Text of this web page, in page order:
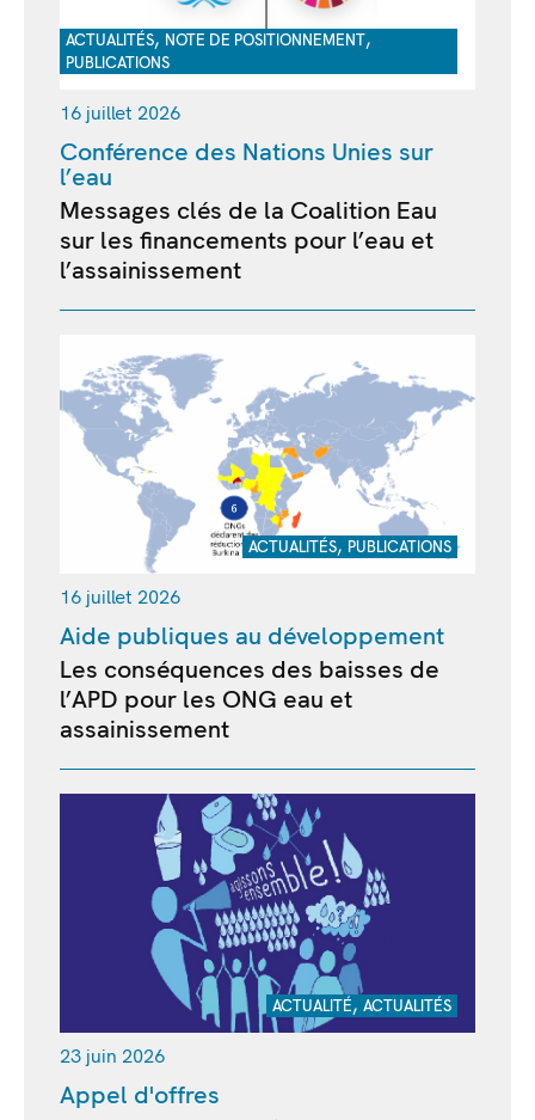
ACTUALITÉS, NOTE DE POSITIONNEMENT,
PUBLICATIONS
16 juillet 2026
Conférence des Nations Unies sur
l’eau
Messages clés de la Coalition Eau
sur les financements pour l’eau et
l’assainissement
ACTUALITÉS, PUBLICATIONS
16 juillet 2026
Aide publiques au développement
Les conséquences des baisses de
l’APD pour les ONG eau et
assainissement
ACTUALITÉ, ACTUALITÉS
23 juin 2026
Appel d'offres